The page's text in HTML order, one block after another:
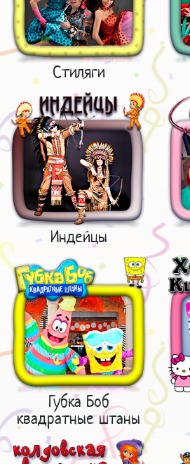
Стиляги
Индейцы
Губка Боб
квадратные штаны